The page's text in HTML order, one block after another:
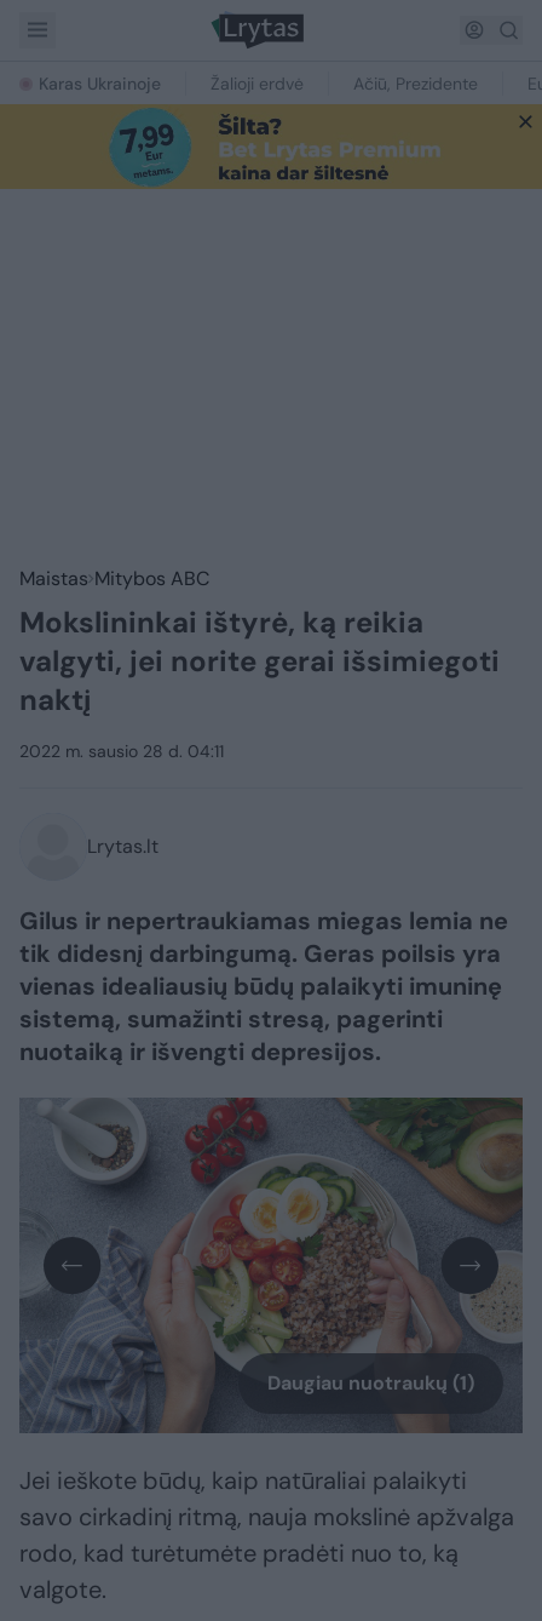
Karas Ukrainoje Žalioji erdvė Ačiū, Prezidente
Maistas Mitybos ABC
Mokslininkai ištyrė, ką reikia
valgyti, jei norite gerai išsimiegoti
naktį
2022 m. sausio 28 d. 04:11
Lrytas.lt
Gilus ir nepertraukiamas miegas lemia ne
tik didesnį darbingumą. Geras poilsis yra
vienas idealiausių būdų palaikyti imuninę
sistemą, sumažinti stresą, pagerinti
nuotaiką ir išvengti depresijos.
Daugiau nuotraukų (1)
Jei ieškote būdų, kaip natūraliai palaikyti
savo cirkadinį ritmą, nauja mokslinė apžvalga
rodo, kad turėtumėte pradėti nuo to, ką
valgote.